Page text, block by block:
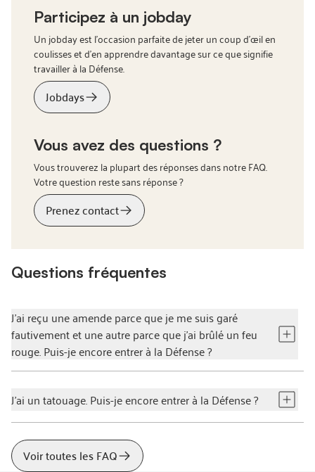
Participez à un jobday
Un jobday est l’occasion parfaite de jeter un coup d’œil en
coulisses et d’en apprendre davantage sur ce que signifie
travailler à la Défense.
Jobdays
Vous avez des questions ?
Vous trouverez la plupart des réponses dans notre FAQ.
Votre question reste sans réponse ?
Prenez contact
Questions fréquentes
J'ai reçu une amende parce que je me suis garé
fautivement et une autre parce que j'ai brûlé un feu
rouge. Puis-je encore entrer à la Défense ?
J'ai un tatouage. Puis-je encore entrer à la Défense ?
Voir toutes les FAQ